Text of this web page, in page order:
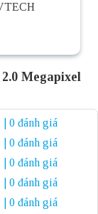
Megapixel
| 0 đánh giá
| 0 đánh giá
| 0 đánh giá
| 0 đánh giá
| 0 đánh giá